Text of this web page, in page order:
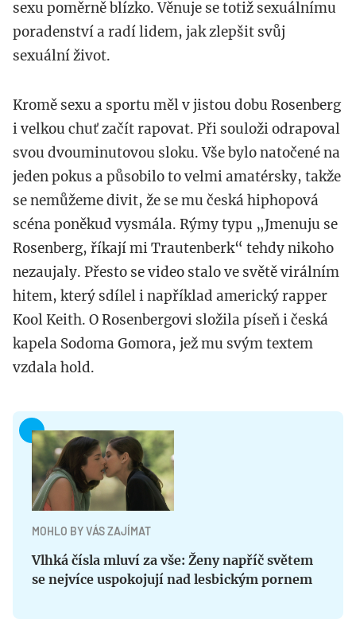
sexu poměrně blízko. Věnuje se totiž sexuálnímu
poradenství a radí lidem, jak zlepšit svůj
sexuální život.
Kromě sexu a sportu měl v jistou dobu Rosenberg
i velkou chuť začít rapovat. Při souloži odrapoval
svou dvouminutovou sloku. Vše bylo natočené na
jeden pokus a působilo to velmi amatérsky, takže
se nemůžeme divit, že se mu česká hiphopová
scéna poněkud vysmála. Rýmy typu „Jmenuju se
Rosenberg, říkají mi Trautenberk“ tehdy nikoho
nezaujaly. Přesto se video stalo ve světě virálním
hitem, který sdílel i například americký rapper
Kool Keith. O Rosenbergovi složila píseň i česká
kapela Sodoma Gomora, jež mu svým textem
vzdala hold.
MOHLO BY VÁS ZAJÍMAT
Vlhká čísla mluví za vše: Ženy napříč světem
se nejvíce uspokojují nad lesbickým pornem